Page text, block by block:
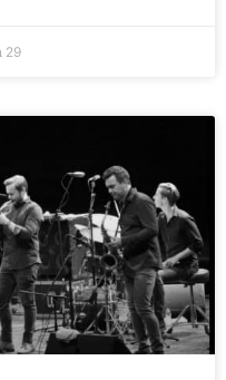
29 בינואר 2021